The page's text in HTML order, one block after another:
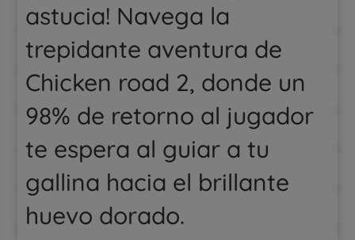
astucia! Navega la
trepidante aventura de
Chicken road 2, donde un
98% de retorno al jugador
te espera al guiar a tu
gallina hacia el brillante
huevo dorado.